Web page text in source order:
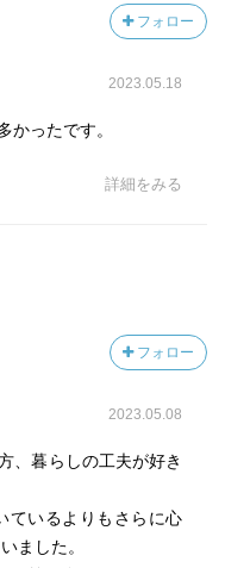
フォロー
2023.05.18
かったです。
詳細をみる
フォロー
2023.05.08
、暮らしの工夫が好き
ているよりもさらに心
ました。